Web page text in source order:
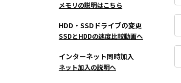
メモリの説明はこちら
HDD・SSDドライブの変更
SSDとHDDの速度比較動画へ
インターネット同時加入
ネット加入の説明へ